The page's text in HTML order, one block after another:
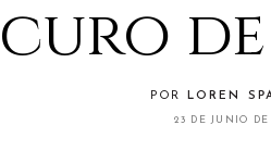
POR LOREN
23 DE JUNIO DE